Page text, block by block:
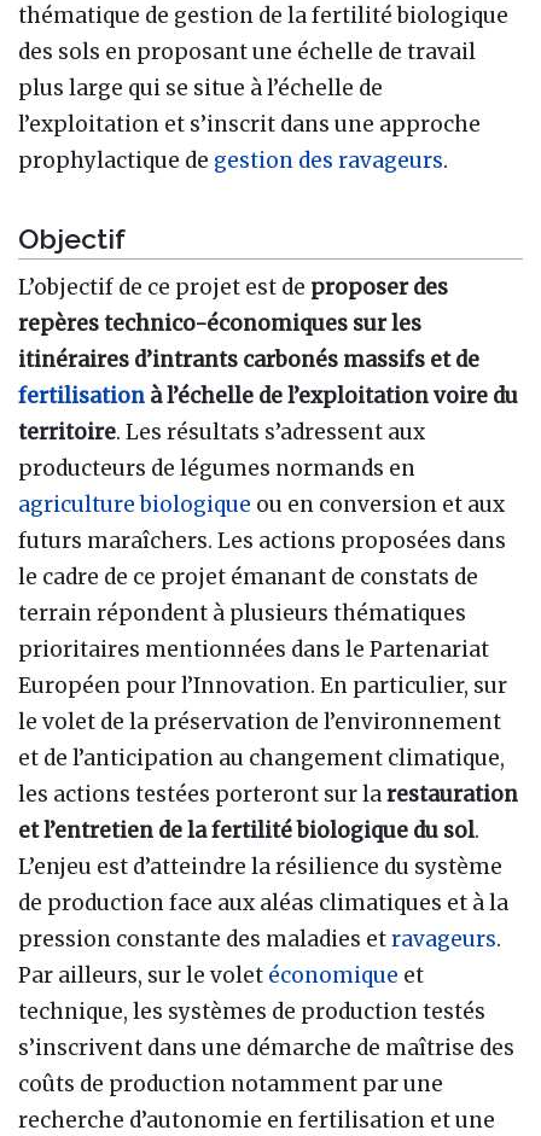
thématique de gestion de la fertilité biologique
des sols en proposant une échelle de travail
plus large qui se situe à l’échelle de
l’exploitation et s’inscrit dans une approche
prophylactique de gestion des ravageurs.
Objectif
L’objectif de ce projet est de proposer des
repères technico-économiques sur les
itinéraires d’intrants carbonés massifs et de
fertilisation à l’échelle de l’exploitation voire du
territoire. Les résultats s’adressent aux
producteurs de légumes normands en
agriculture biologique ou en conversion et aux
futurs maraîchers. Les actions proposées dans
le cadre de ce projet émanant de constats de
terrain répondent à plusieurs thématiques
prioritaires mentionnées dans le Partenariat
Européen pour l’Innovation. En particulier, sur
le volet de la préservation de l’environnement
et de l’anticipation au changement climatique,
les actions testées porteront sur larestauration
et l’entretien de la fertilité biologique du sol.
L’enjeu est d’atteindre la résilience du système
de production face aux aléas climatiques et à la
pression constante des maladies etravageurs.
Par ailleurs, sur le volet économique et
technique, les systèmes de production testés
s’inscrivent dans une démarche de maîtrise des
coûts de production notamment par une
recherche d’autonomie en fertilisation et une